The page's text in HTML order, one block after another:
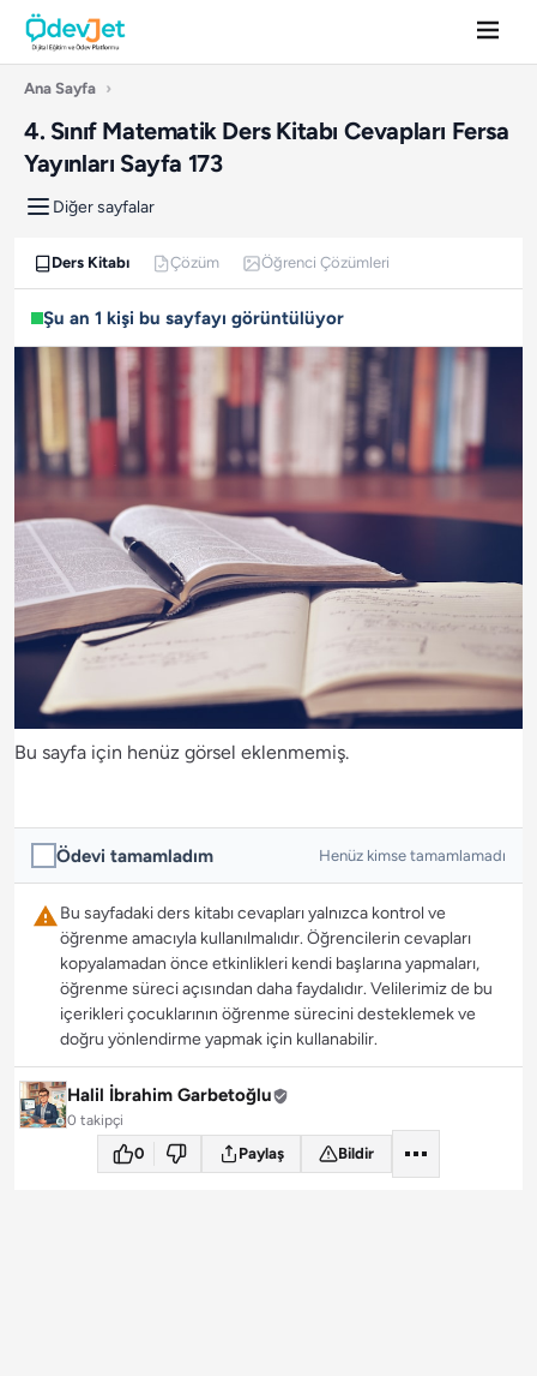
Ana Sayfa ›
4. Sınıf Matematik Ders Kitabı Cevapları Fersa
Yayınları Sayfa 173
Diğer sayfalar
Ders Kitabı Çözüm Öğrenci Çözümleri
Şu an 1 kişi bu sayfayı görüntülüyor
Bu sayfa için henüz görsel eklenmemiş.
Ödevi tamamladım Henüz kimse tamamlamadı
Bu sayfadaki ders kitabı cevapları yalnızca kontrol ve
öğrenme amacıyla kullanılmalıdır. Öğrencilerin cevapları
kopyalamadan önce etkinlikleri kendi başlarına yapmaları,
öğrenme süreci açısından daha faydalıdır. Velilerimiz de bu
içerikleri çocuklarının öğrenme sürecini desteklemek ve
doğru yönlendirme yapmak için kullanabilir.
Halil İbrahim Garbetoğlu
0 takipçi
0 Paylaş Bildir